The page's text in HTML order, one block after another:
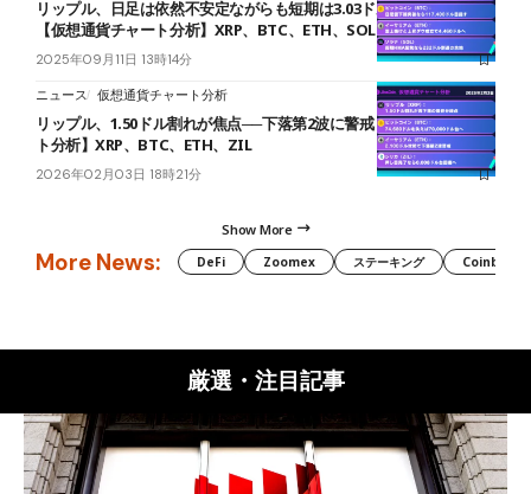
リップル、日足は依然不安定ながらも短期は3.03ドル突破を狙う展開
【仮想通貨チャート分析】XRP、BTC、ETH、SOL
2025年09月11日 13時14分
ニュース 仮想通貨チャート分析
リップル、1.50ドル割れが焦点──下落第2波に警戒【仮想通貨チャー
ト分析】XRP、BTC、ETH、ZIL
2026年02月03日 18時21分
Show More
More News: DeFi Zoomex ステーキング Coinbase
厳選・注目記事